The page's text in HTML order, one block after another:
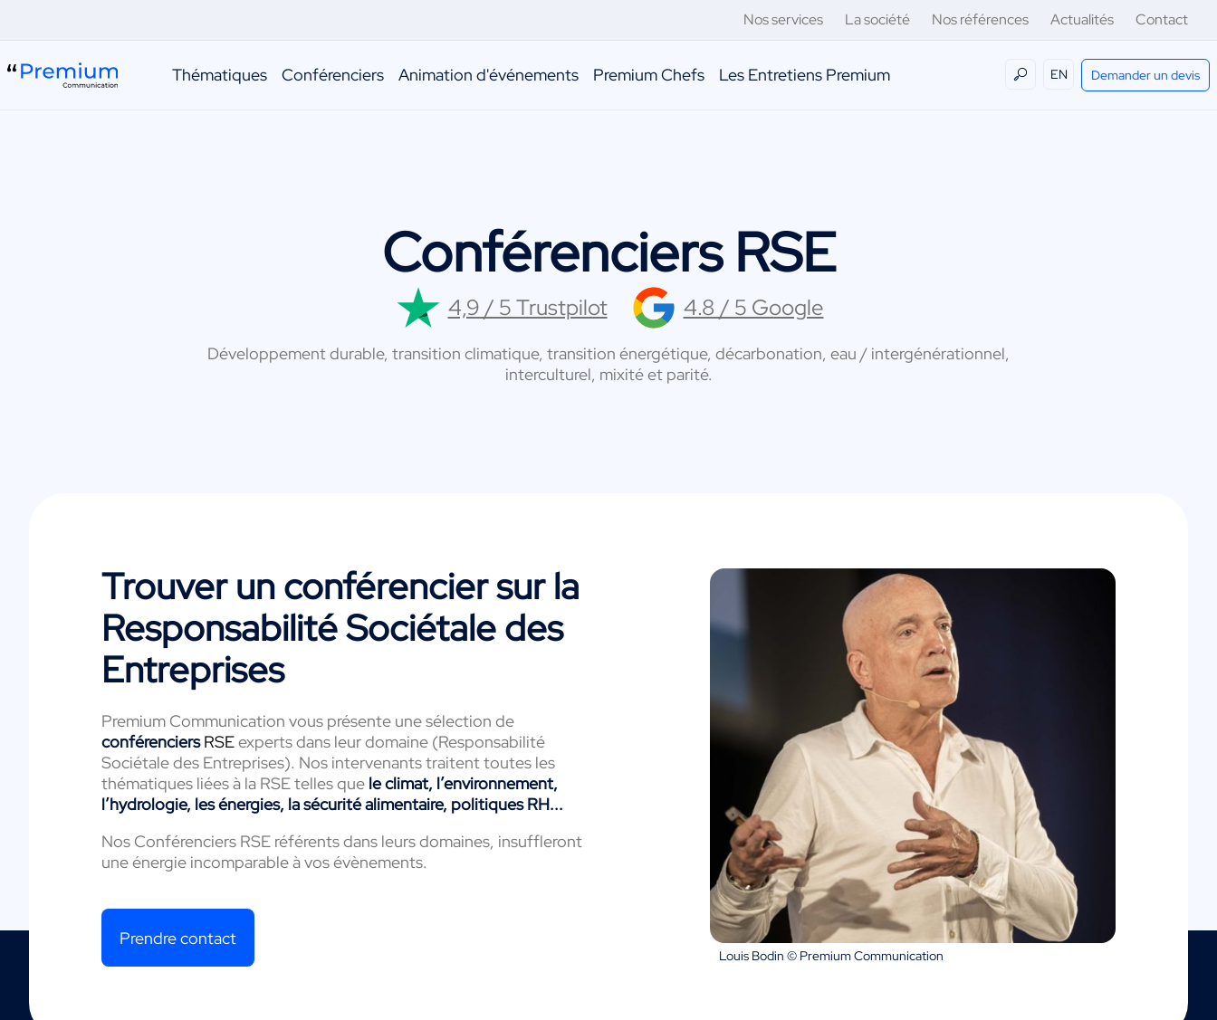
Nos services La société Nos références Actualités Contact
Thématiques Conférenciers Animation d'événements Premium Chefs Les Entretiens Premium EN Demander un devis
Conférenciers RSE
4,9 / 5 Trustpilot 4.8 / 5 Google
Développement durable, transition climatique, transition énergétique, décarbonation, eau / intergénérationnel,
interculturel, mixité et parité.
Louis Bodin © Premium Communication
Trouver un conférencier sur la
Responsabilité Sociétale des
Entreprises
Premium Communication vous présente une sélection de
conférenciers RSEexperts dans leur domaine (Responsabilité
Sociétale des Entreprises). Nos intervenants traitent toutes les
thématiques liées à la RSE telles que le climat, l’environnement,
l’hydrologie, les énergies, la sécurité alimentaire, politiques RH...
Nos Conférenciers RSE référents dans leurs domaines, insuffleront
une énergie incomparable à vos évènements.
Prendre contact